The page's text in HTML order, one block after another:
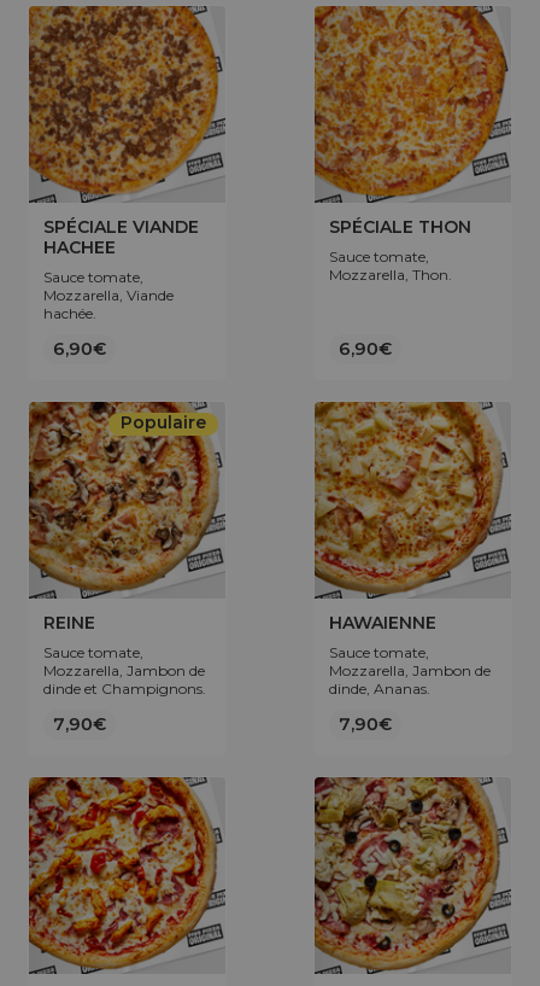
SPÉCIALE VIANDE
HACHEE
Sauce tomate,
Mozzarella, Viande
hachée.
6,90€
SPÉCIALE THON
Sauce tomate,
Mozzarella, Thon.
6,90€
REINE
Sauce tomate,
Mozzarella, Jambon de
dinde et Champignons.
7,90€
Populaire
HAWAIENNE
Sauce tomate,
Mozzarella, Jambon de
dinde, Ananas.
7,90€